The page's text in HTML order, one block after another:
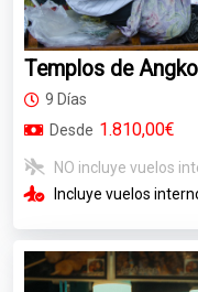
Templos de
9 Días
Desde 1.810,00€
NO incluye vuelos
Incluye vuelos